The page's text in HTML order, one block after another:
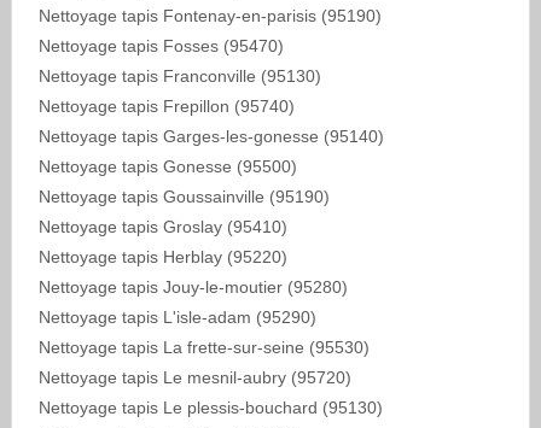
Nettoyage tapis Fontenay-en-parisis (95190)
Nettoyage tapis Fosses (95470)
Nettoyage tapis Franconville (95130)
Nettoyage tapis Frepillon (95740)
Nettoyage tapis Garges-les-gonesse (95140)
Nettoyage tapis Gonesse (95500)
Nettoyage tapis Goussainville (95190)
Nettoyage tapis Groslay (95410)
Nettoyage tapis Herblay (95220)
Nettoyage tapis Jouy-le-moutier (95280)
Nettoyage tapis L'isle-adam (95290)
Nettoyage tapis La frette-sur-seine (95530)
Nettoyage tapis Le mesnil-aubry (95720)
Nettoyage tapis Le plessis-bouchard (95130)